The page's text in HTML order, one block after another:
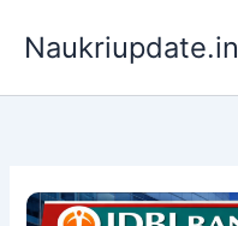
Naukriupdate.in